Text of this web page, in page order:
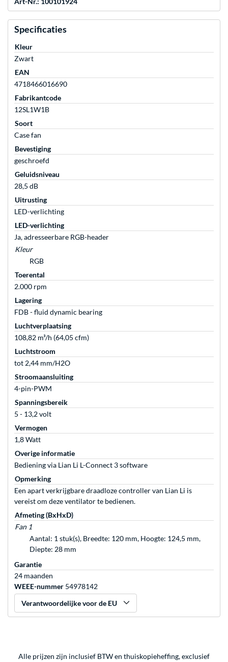
Specificaties
Kleur
Zwart
EAN
4718466016690
Fabrikantcode
12SL1W1B
Soort
Case fan
Bevestiging
geschroefd
Geluidsniveau
28,5 dB
Uitrusting
LED-verlichting
LED-verlichting
Ja, adresseerbare RGB-header
Kleur
RGB
Toerental
2.000 rpm
Lagering
FDB - fluid dynamic bearing
Luchtverplaatsing
108,82 m³/h (64,05 cfm)
Luchtstroom
tot 2,44 mm/H2O
Stroomaansluiting
4-pin-PWM
Spanningsbereik
5 - 13,2 volt
Vermogen
1,8 Watt
Overige informatie
Bediening via Lian Li L-Connect 3 software
Opmerking
Een apart verkrijgbare draadloze controller van Lian Li is
vereist om deze ventilator te bedienen.
Afmeting (BxHxD)
Fan 1
Aantal: 1 stuk(s), Breedte: 120 mm, Hoogte: 124,5 mm,
Diepte: 28 mm
Garantie
24 maanden
WEEE-nummer 54978142
Verantwoordelijke voor de EU
Alle prijzen zijn inclusief BTW en thuiskopieheffing, exclusief